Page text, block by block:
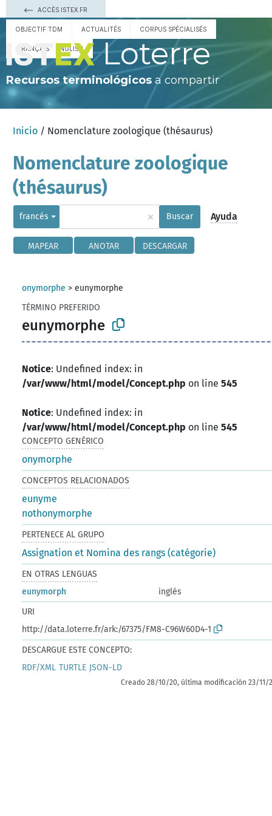
ACCÈS ISTEX.FR
OBJECTIF TDM ACTUALITÉS CORPUS SPÉCIALISÉS
FRANÇAIS ENGLISH Loterre
Recursos terminológicos a compartir
Inicio / Nomenclature zoologique (thésaurus)
Nomenclature zoologique
(thésaurus)
francés × Buscar Ayuda
MAPEAR ANOTAR DESCARGAR
onymorphe >eunymorphe
TÉRMINO PREFERIDO
eunymorphe
Notice: Undefined index: in
/var/www/html/model/Concept.php on line545
Notice: Undefined index: in
/var/www/html/model/Concept.php on line545
CONCEPTO GENÉRICO
onymorphe
CONCEPTOS RELACIONADOS
eunyme
nothonymorphe
PERTENECE AL GRUPO
Assignation et Nomina des rangs (catégorie)
EN OTRAS LENGUAS
eunymorph
inglés
URI
http://data.loterre.fr/ark:/67375/FM8-C96W60D4-1
DESCARGUE ESTE CONCEPTO:
RDF/XML TURTLE JSON-LD
Creado 28/10/20, última modificación 23/11/